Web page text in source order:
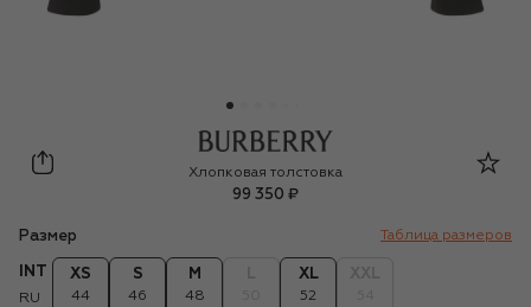
Burberry
Хлопковая толстовка
99 350 ₽
Размер Таблица размеров
INT
RU
XS
44
S
46
M
48
XL
52